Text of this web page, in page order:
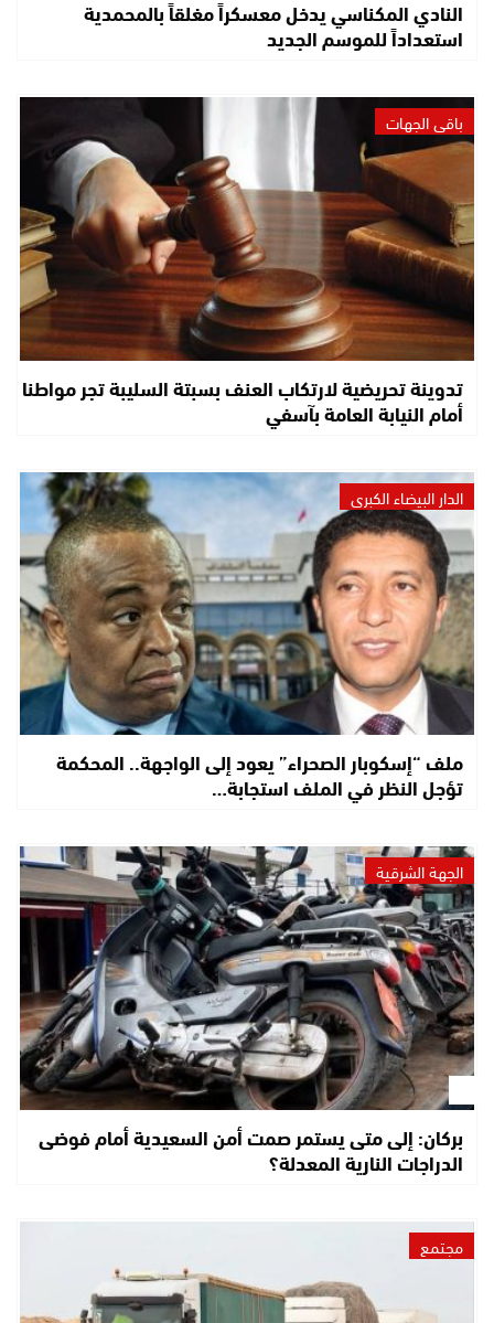
النادي المكناسي يدخل معسكراً مغلقاً بالمحمدية
استعداداً للموسم الجديد
باقي الجهات
تدوينة تحريضية لارتكاب العنف بسبتة السليبة تجر مواطنا
أمام النيابة العامة بآسفي
الدار البيضاء الكبرى
ملف “إسكوبار الصحراء” يعود إلى الواجهة.. المحكمة
تؤجل النظر في الملف استجابة…
الجهة الشرقية
بركان: إلى متى يستمر صمت أمن السعيدية أمام فوضى
الدراجات النارية المعدلة؟
مجتمع